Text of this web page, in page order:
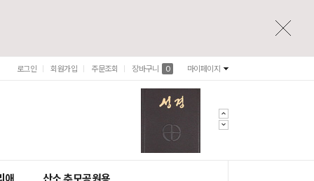
로그인 회원가입 주문조회 장바구니 0 마이페이지
애 산소,추모공원용